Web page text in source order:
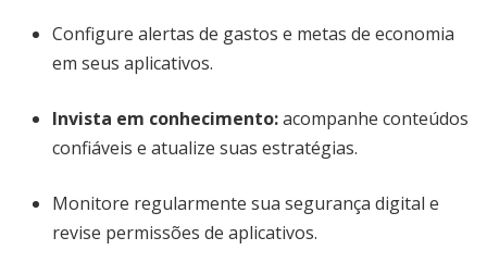
Configure alertas de gastos e metas de economia
em seus aplicativos.
Invista em conhecimento:acompanhe conteúdos
confiáveis e atualize suas estratégias.
Monitore regularmente sua segurança digital e
revise permissões de aplicativos.